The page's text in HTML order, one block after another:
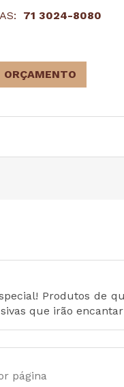
71 3024-8080
ORÇAMENTO
Produtos de
que irão
página